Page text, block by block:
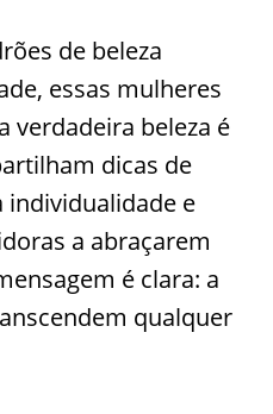
de beleza
essas mulheres
verdadeira beleza é
dicas de
individualidade e
a abraçarem
é clara: a
qualquer